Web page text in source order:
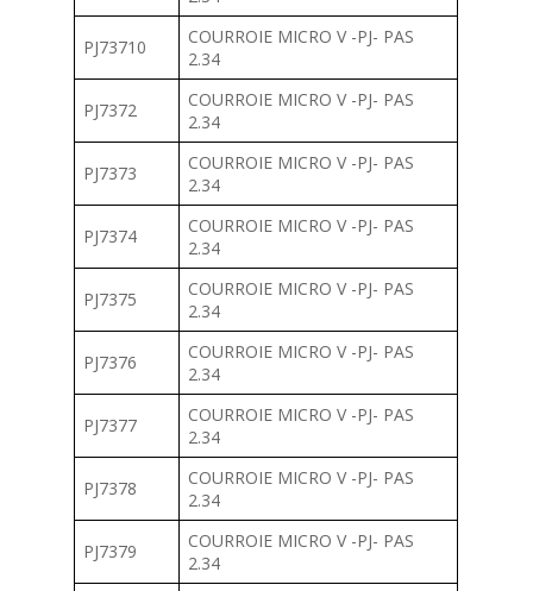
PJ73710
COURROIE MICRO V -PJ- PAS
2.34
PJ7372
COURROIE MICRO V -PJ- PAS
2.34
PJ7373
COURROIE MICRO V -PJ- PAS
2.34
PJ7374
COURROIE MICRO V -PJ- PAS
2.34
PJ7375
COURROIE MICRO V -PJ- PAS
2.34
PJ7376
COURROIE MICRO V -PJ- PAS
2.34
PJ7377
COURROIE MICRO V -PJ- PAS
2.34
PJ7378
COURROIE MICRO V -PJ- PAS
2.34
PJ7379
COURROIE MICRO V -PJ- PAS
2.34